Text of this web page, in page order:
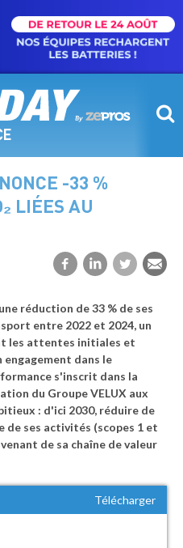
-33 %
LIÉES AU
réduction de 33 % de ses
entre 2022 et 2024, un
les attentes initiales et
dans le
s'inscrit dans la
du Groupe VELUX aux
: d'ici 2030, réduire de
de ses activités (scopes 1 et
de sa chaîne de valeur
Télécharger